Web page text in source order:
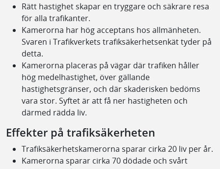
Rätt hastighet skapar en tryggare och säkrare resa
för alla trafikanter.
Kamerorna har hög acceptans hos allmänheten.
Svaren i Trafikverkets trafiksäkerhetsenkät tyder på
detta.
Kamerorna placeras på vägar där trafiken håller
hög medelhastighet, över gällande
hastighetsgränser, och där skaderisken bedöms
vara stor. Syftet är att få ner hastigheten och
därmed rädda liv.
Effekter på trafiksäkerheten
Trafiksäkerhetskamerorna sparar cirka 20 liv per år.
Kamerorna sparar cirka 70 dödade och svårt